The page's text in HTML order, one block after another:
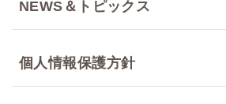
NEWS＆トピックス
個人情報保護方針